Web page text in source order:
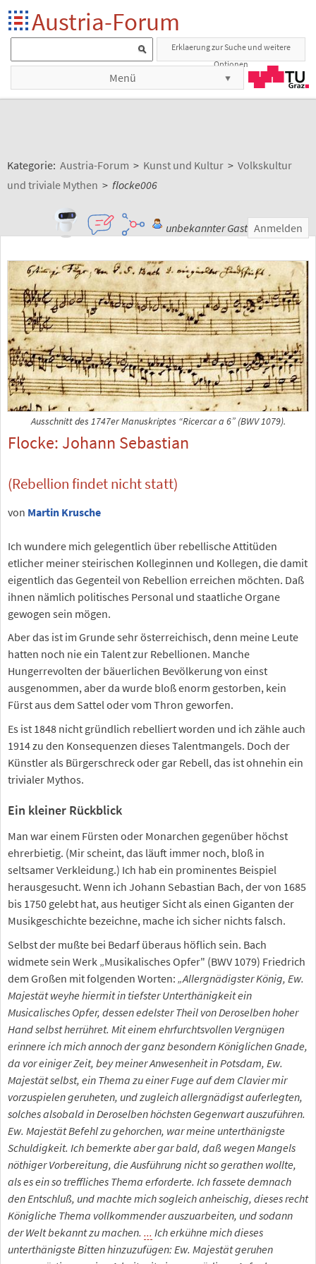
Austria-Forum
Erklaerung zur Suche und weitere
Optionen
Menü
Kategorie: Austria-Forum > Kunst und Kultur > Volkskultur
und triviale Mythen > flocke006
unbekannter Gast Anmelden
Ausschnitt des 1747er Manuskriptes “Ricercar a 6” (BWV 1079).
Flocke: Johann Sebastian
(Rebellion findet nicht statt)
von Martin Krusche
Ich wundere mich gelegentlich über rebellische Attitüden
etlicher meiner steirischen Kolleginnen und Kollegen, die damit
eigentlich das Gegenteil von Rebellion erreichen möchten. Daß
ihnen nämlich politisches Personal und staatliche Organe
gewogen sein mögen.
Aber das ist im Grunde sehr österreichisch, denn meine Leute
hatten noch nie ein Talent zur Rebellionen. Manche
Hungerrevolten der bäuerlichen Bevölkerung von einst
ausgenommen, aber da wurde bloß enorm gestorben, kein
Fürst aus dem Sattel oder vom Thron geworfen.
Es ist 1848 nicht gründlich rebelliert worden und ich zähle auch
1914 zu den Konsequenzen dieses Talentmangels. Doch der
Künstler als Bürgerschreck oder gar Rebell, das ist ohnehin ein
trivialer Mythos.
Ein kleiner Rückblick
Man war einem Fürsten oder Monarchen gegenüber höchst
ehrerbietig. (Mir scheint, das läuft immer noch, bloß in
seltsamer Verkleidung.) Ich hab ein prominentes Beispiel
herausgesucht. Wenn ich Johann Sebastian Bach, der von 1685
bis 1750 gelebt hat, aus heutiger Sicht als einen Giganten der
Musikgeschichte bezeichne, mache ich sicher nichts falsch.
Selbst der mußte bei Bedarf überaus höflich sein. Bach
widmete sein Werk „Musikalisches Opfer" (BWV 1079) Friedrich
dem Großen mit folgenden Worten: „Allergnädigster König, Ew.
Majestät weyhe hiermit in tiefster Unterthänigkeit ein
Musicalisches Opfer, dessen edelster Theil von Deroselben hoher
Hand selbst herrühret. Mit einem ehrfurchtsvollen Vergnügen
erinnere ich mich annoch der ganz besondern Königlichen Gnade,
da vor einiger Zeit, bey meiner Anwesenheit in Potsdam, Ew.
Majestät selbst, ein Thema zu einer Fuge auf dem Clavier mir
vorzuspielen geruheten, und zugleich allergnädigst auferlegten,
solches alsobald in Deroselben höchsten Gegenwart auszuführen.
Ew. Majestät Befehl zu gehorchen, war meine unterthänigste
Schuldigkeit. Ich bemerkte aber gar bald, daß wegen Mangels
nöthiger Vorbereitung, die Ausführung nicht so gerathen wollte,
als es ein so treffliches Thema erforderte. Ich fassete demnach
den Entschluß, und machte mich sogleich anheischig, dieses recht
Königliche Thema vollkommender auszuarbeiten, und sodann
der Welt bekannt zu machen. ... Ich erkühne mich dieses
unterthänigste Bitten hinzuzufügen: Ew. Majestät geruhen